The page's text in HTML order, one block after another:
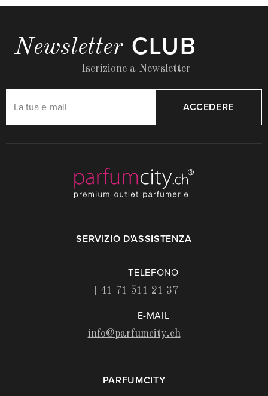
Newsletter CLUB
Iscrizione a Newsletter
ACCEDERE
SERVIZIO D'ASSISTENZA
TELEFONO
+41 71 511 21 37
E-MAIL
info@parfumcity.ch
PARFUMCITY